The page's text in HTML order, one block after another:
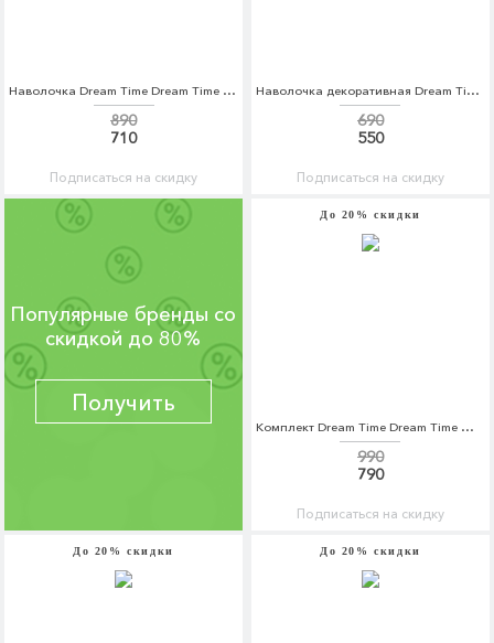
Наволочка Dream Time Dream Time MP002XU0E668
890
710
Подписаться на скидку
Наволочка декоративная Dream Time Dream Time MP002XU0E7BV
690
550
Подписаться на скидку
Популярные бренды со
скидкой до 80%
Получить
До 20% скидки
Комплект Dream Time Dream Time MP002XU0E6NF
990
790
Подписаться на скидку
До 20% скидки До 20% скидки